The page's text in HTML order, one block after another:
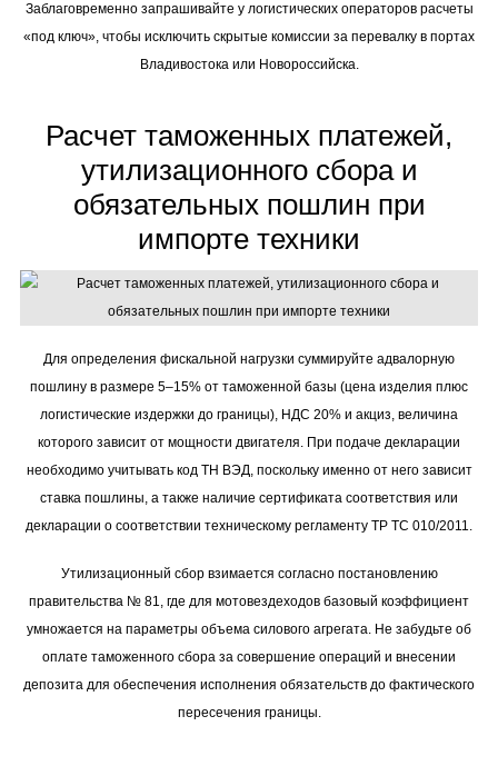
Заблаговременно запрашивайте у логистических операторов расчеты
«под ключ», чтобы исключить скрытые комиссии за перевалку в портах
Владивостока или Новороссийска.
Расчет таможенных платежей,
утилизационного сбора и
обязательных пошлин при
импорте техники
Для определения фискальной нагрузки суммируйте адвалорную
пошлину в размере 5–15% от таможенной базы (цена изделия плюс
логистические издержки до границы), НДС 20% и акциз, величина
которого зависит от мощности двигателя. При подаче декларации
необходимо учитывать код ТН ВЭД, поскольку именно от него зависит
ставка пошлины, а также наличие сертификата соответствия или
декларации о соответствии техническому регламенту ТР ТС 010/2011.
Утилизационный сбор взимается согласно постановлению
правительства № 81, где для мотовездеходов базовый коэффициент
умножается на параметры объема силового агрегата. Не забудьте об
оплате таможенного сбора за совершение операций и внесении
депозита для обеспечения исполнения обязательств до фактического
пересечения границы.